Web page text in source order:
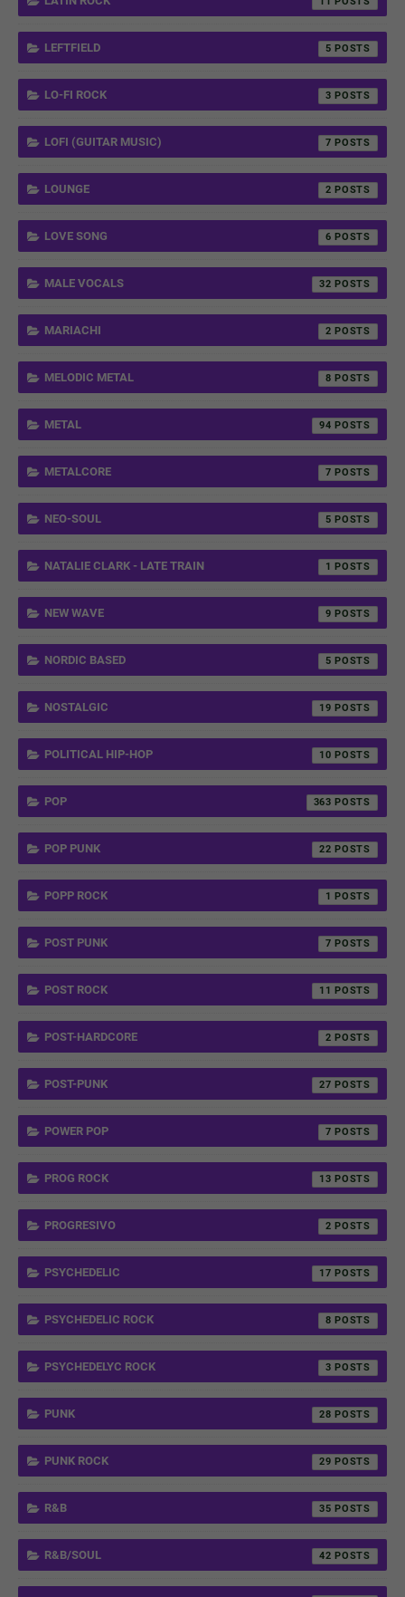
LEFTFIELD 5
LO-FI ROCK 3
LOFI (GUITAR MUSIC) 7
LOUNGE 2
LOVE SONG 6
MALE VOCALS 32
MARIACHI 2
MELODIC METAL 8
METAL 94
METALCORE 7
NEO-SOUL 5
NATALIE CLARK - LATE TRAIN 1
NEW WAVE 9
NORDIC BASED 5
NOSTALGIC 19
POLITICAL HIP-HOP 10
POP 363
POP PUNK 22
POPP ROCK 1
POST PUNK 7
POST ROCK 11
POST-HARDCORE 2
POST-PUNK 27
POWER POP 7
PROG ROCK 13
PROGRESIVO 2
PSYCHEDELIC 17
PSYCHEDELIC ROCK 8
PSYCHEDELYC ROCK 3
PUNK 28
PUNK ROCK 29
R&B 35
R&B/SOUL 42